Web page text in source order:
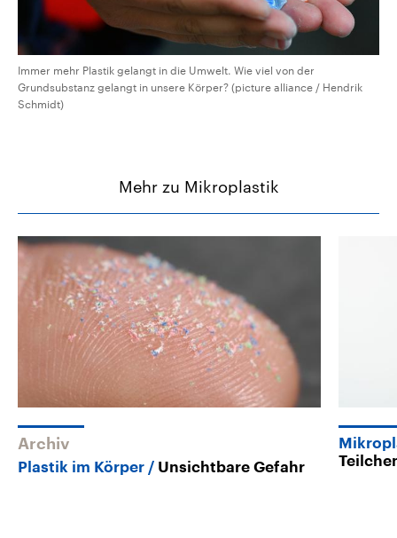
Immer mehr Plastik gelangt in die Umwelt. Wie viel von der
Grundsubstanz gelangt in unsere Körper? (picture alliance / Hendrik
Schmidt)
Mehr zu Mikroplastik
Archiv
Plastik im Körper Unsichtbare Gefahr